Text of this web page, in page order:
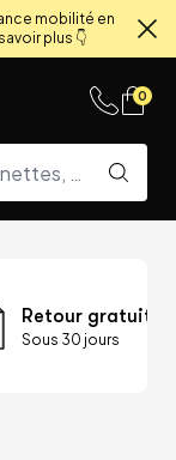
mobilité en
plus 👇
0
Retour gratuit
Sous 30 jours